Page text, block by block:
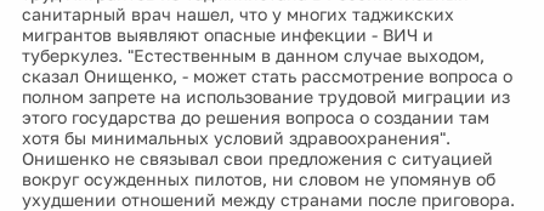
санитарный врач нашел, что у многих таджикских
мигрантов выявляют опасные инфекции - ВИЧ и
туберкулез. "Естественным в данном случае выходом,
сказал Онищенко, - может стать рассмотрение вопроса о
полном запрете на использование трудовой миграции из
этого государства до решения вопроса о создании там
хотя бы минимальных условий здравоохранения".
Онишенко не связывал свои предложения с ситуацией
вокруг осужденных пилотов, ни словом не упомянув об
ухудшении отношений между странами после приговора.